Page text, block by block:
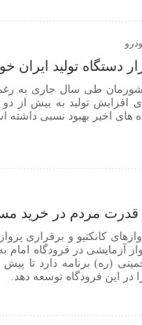
کشورمان طی سال جاری به
افزایش تولید به بیش از
های اخیر بهبود نسبی داشته
قدرت مردم در خرید
کانکتیو و برقراری
آزمایشی در فرودگاه
(ره) برنامه دارد تا
در این فرودگاه توسعه دهد.